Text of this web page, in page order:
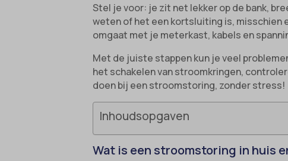
Stel je voor: je zit net lekker op de bank,
weten of het een kortsluiting is,
omgaat met je meterkast, kabels en
Met de juiste stappen kun je veel
het schakelen van stroomkringen,
doen bij een stroomstoring, zonder stress!
Inhoudsopgaven
Wat is een stroomstoring in huis